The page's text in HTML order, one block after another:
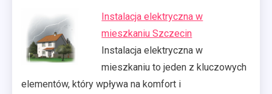
Instalacja elektryczna w
mieszkaniu Szczecin
Instalacja elektryczna w
mieszkaniu to jeden z kluczowych
elementów, który wpływa na komfort i